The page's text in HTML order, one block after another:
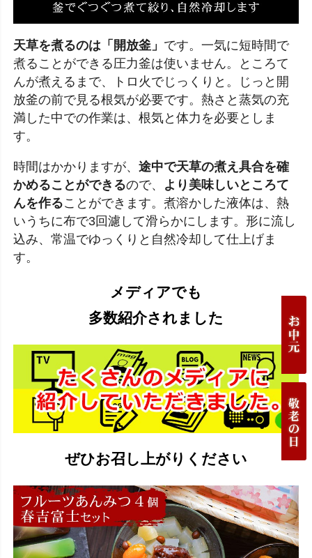
天草を煮るのは「開放釜」 です。一気に短時間で
煮ることができる圧力釜は使いません。ところて
んが煮えるまで、トロ火でじっくりと。じっと開
放釜の前で見る根気が必要です。熱さと蒸気の充
満した中での作業は、根気と体力を必要としま
す。
時間はかかりますが、 途中で天草の煮え具合を確
かめることができるので、
より美味しいところて
んを作ることができます。煮溶かした液体は、熱
いうちに布で3回濾して滑らかにします。形に流し
込み、常温でゆっくりと自然冷却して仕上げま
す。
メディアでも
多数紹介されました
ぜひお召し上がりください